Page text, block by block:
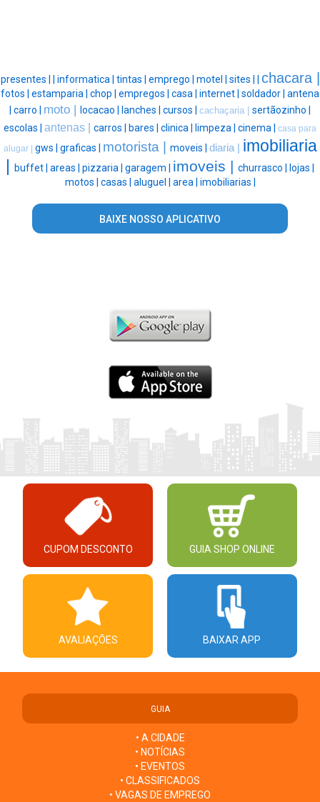
presentes | | informatica | tintas | emprego | motel | sites | | chacara |
fotos | estamparia | chop | empregos | casa | internet | soldador | antena
| carro | moto | locacao | lanches | cursos | cachaçaria | sertãozinho |
escolas | antenas | carros | bares | clinica | limpeza | cinema | casa para
alugar | gws | graficas | motorista | moveis | diaria | imobiliaria
| buffet | areas | pizzaria | garagem | imoveis | churrasco | lojas |
motos | casas | aluguel | area | imobiliarias |
BAIXE NOSSO APLICATIVO
CUPOM DESCONTO GUIA SHOP ONLINE
AVALIAÇÕES BAIXAR APP
GUIA
• A CIDADE
• NOTÍCIAS
• EVENTOS
• CLASSIFICADOS
• VAGAS DE EMPREGO